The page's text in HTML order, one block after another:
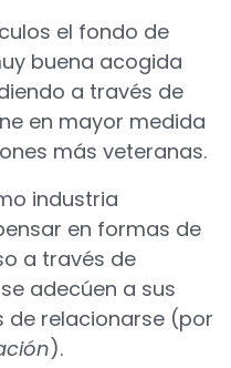
el fondo de
buena acogida
a través de
en mayor medida
más veteranas.
industria
en formas de
a través de
adecúen a sus
de relacionarse (por
).